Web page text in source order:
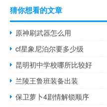
猜你想看的文章
原神刷武器怎么用
cf星象尼泊尔要多少级
昆明初中学校哪所比较好
兰陵王鲁班装备出装
保卫萝卜4剧情解锁顺序